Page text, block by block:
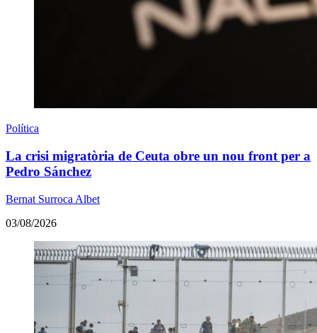
Política
La crisi migratòria de Ceuta obre un nou front per a
Pedro Sánchez
Bernat Surroca Albet
03/08/2026